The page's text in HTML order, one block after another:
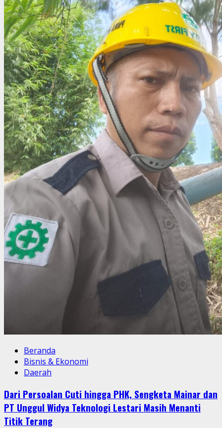
Beranda
Bisnis & Ekonomi
Daerah
Dari Persoalan Cuti hingga PHK, Sengketa Mainar dan
PT Unggul Widya Teknologi Lestari Masih Menanti
Titik Terang